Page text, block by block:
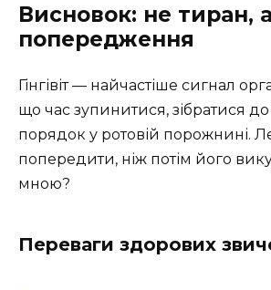
Висновок: не тиран, а
попередження
Гінгівіт — найчастіше сигнал
що час зупинитися, зібратися
порядок у ротовій порожнині.
попередити, ніж потім його
мною?
Переваги здорових